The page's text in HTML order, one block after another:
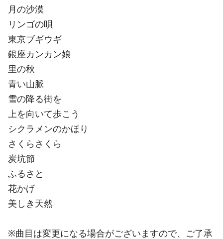
月の沙漠
リンゴの唄
東京ブギウギ
銀座カンカン娘
里の秋
青い山脈
雪の降る街を
上を向いて歩こう
シクラメンのかほり
さくらさくら
炭坑節
ふるさと
花かげ
美しき天然
※曲目は変更になる場合がございますので、ご了承